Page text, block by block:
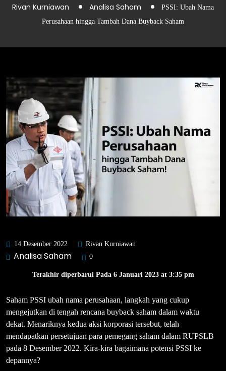
Rivan Kurniawan Analisa Saham
PSSI: Ubah Nama
Perusahaan hingga Tambah Dana Buyback Saham
14 Desember 2022 Rivan Kurniawan
Analisa Saham 0
Terakhir diperbarui Pada 6 Januari 2023 at 3:35 pm
Saham PSSI ubah nama perusahaan, langkah yang cukup
mengejutkan di tengah rencana buyback saham dalam waktu
dekat. Menariknya kedua aksi korporasi tersebut, telah
mendapatkan persetujuan para pemegang saham dalam RUPSLB
pada 8 Desember 2022. Kira-kira bagaimana potensi PSSI ke
depannya?